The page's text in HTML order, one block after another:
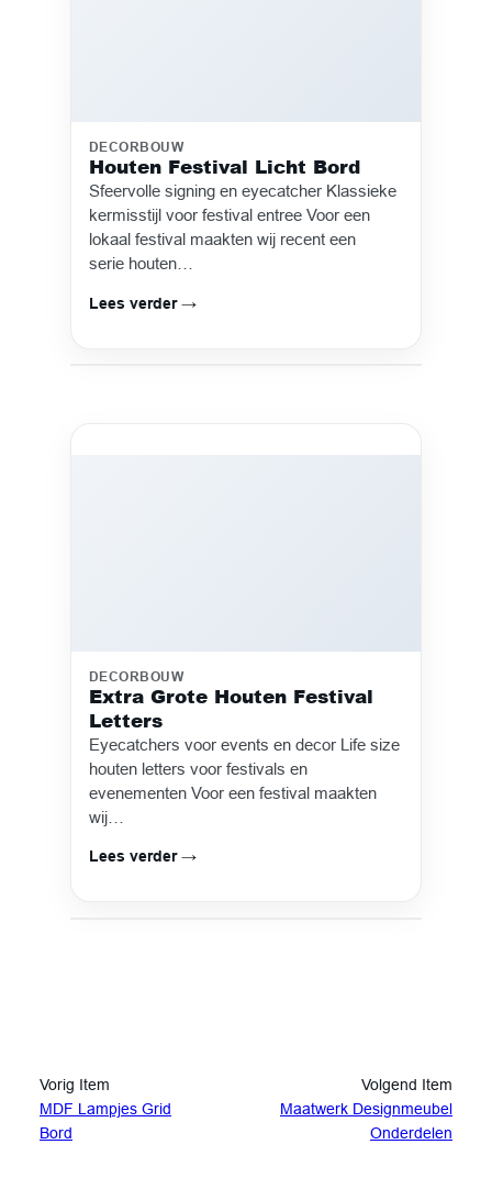
DECORBOUW
Houten Festival Licht Bord
Sfeervolle signing en eyecatcher Klassieke
kermisstijl voor festival entree Voor een
lokaal festival maakten wij recent een
serie houten…
Lees verder →
DECORBOUW
Extra Grote Houten Festival
Letters
Eyecatchers voor events en decor Life size
houten letters voor festivals en
evenementen Voor een festival maakten
wij…
Lees verder →
Vorig Item
MDF Lampjes Grid
Bord
Volgend Item
Maatwerk Designmeubel
Onderdelen